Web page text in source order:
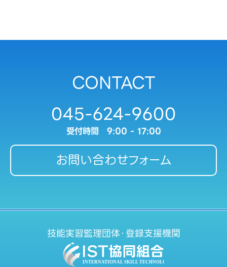
CONTACT
045-624-9600
受付時間 9:00 - 17:00
お問い合わせフォーム
技能実習監理団体・登録支援機関